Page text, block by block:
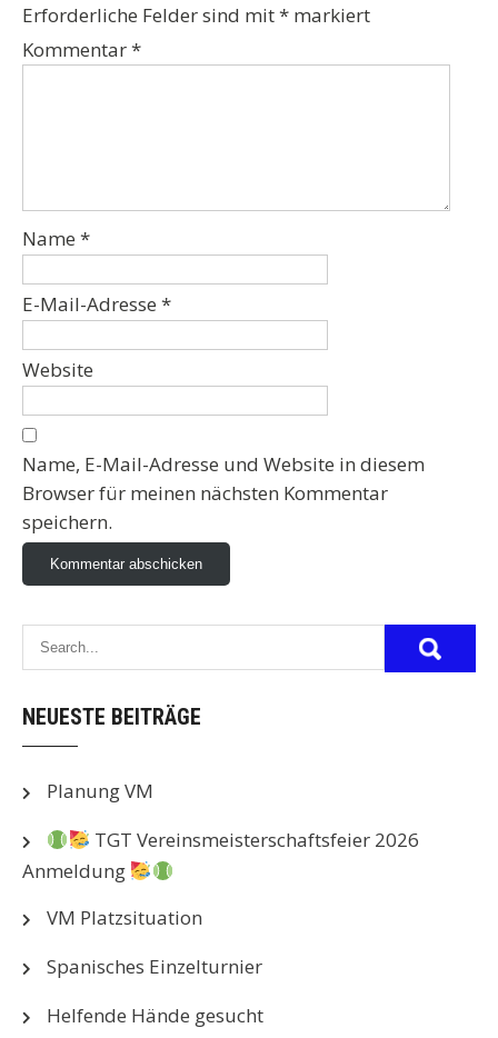
Erforderliche Felder sind mit* markiert
Kommentar*
Name *
E-Mail-Adresse *
Website
Name, E-Mail-Adresse und Website in diesem
Browser für meinen nächsten Kommentar
speichern.
NEUESTE BEITRÄGE
Planung VM
TGT Vereinsmeisterschaftsfeier 2026
Anmeldung
VM Platzsituation
Spanisches Einzelturnier
Helfende Hände gesucht